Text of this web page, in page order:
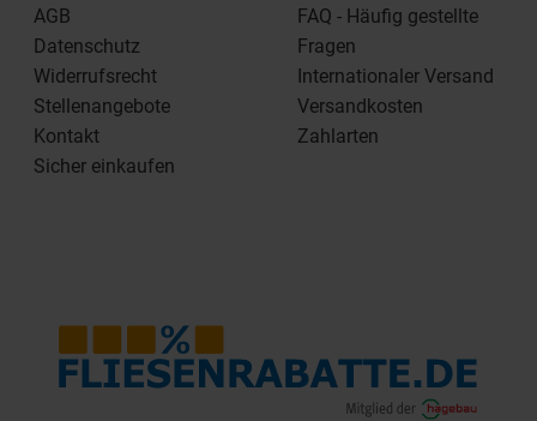
AGB
Datenschutz
Widerrufsrecht
Stellenangebote
Kontakt
Sicher einkaufen
FAQ - Häufig gestellte
Fragen
Internationaler Versand
Versandkosten
Zahlarten